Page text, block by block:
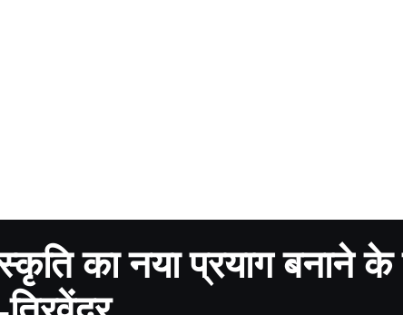
का नया प्रयाग बनाने के